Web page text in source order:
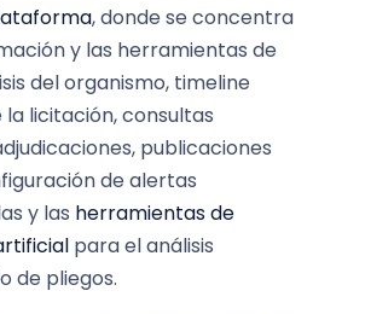
, donde se concentra
y las herramientas de
del organismo, timeline
licitación, consultas
publicaciones
de alertas
y las herramientas de
para el análisis
de pliegos.